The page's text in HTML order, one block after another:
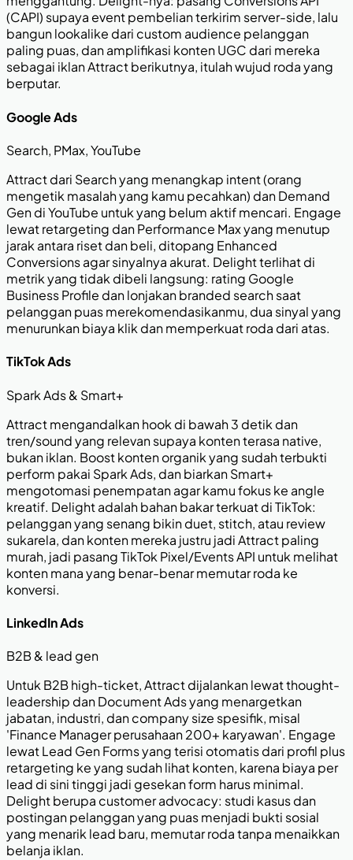
(CAPI) supaya event pembelian terkirim server-side, lalu
bangun lookalike dari custom audience pelanggan
paling puas, dan amplifikasi konten UGC dari mereka
sebagai iklan Attract berikutnya, itulah wujud roda yang
berputar.
Google Ads
Search, PMax, YouTube
Attract dari Search yang menangkap intent (orang
mengetik masalah yang kamu pecahkan) dan Demand
Gen di YouTube untuk yang belum aktif mencari. Engage
lewat retargeting dan Performance Max yang menutup
jarak antara riset dan beli, ditopang Enhanced
Conversions agar sinyalnya akurat. Delight terlihat di
metrik yang tidak dibeli langsung: rating Google
Business Profile dan lonjakan branded search saat
pelanggan puas merekomendasikanmu, dua sinyal yang
menurunkan biaya klik dan memperkuat roda dari atas.
TikTok Ads
Spark Ads & Smart+
Attract mengandalkan hook di bawah 3 detik dan
tren/sound yang relevan supaya konten terasa native,
bukan iklan. Boost konten organik yang sudah terbukti
perform pakai Spark Ads, dan biarkan Smart+
mengotomasi penempatan agar kamu fokus ke angle
kreatif. Delight adalah bahan bakar terkuat di TikTok:
pelanggan yang senang bikin duet, stitch, atau review
sukarela, dan konten mereka justru jadi Attract paling
murah, jadi pasang TikTok Pixel/Events API untuk melihat
konten mana yang benar-benar memutar roda ke
konversi.
LinkedIn Ads
B2B & lead gen
Untuk B2B high-ticket, Attract dijalankan lewat thought-
leadership dan Document Ads yang menargetkan
jabatan, industri, dan company size spesifik, misal
'Finance Manager perusahaan 200+ karyawan'. Engage
lewat Lead Gen Forms yang terisi otomatis dari profil plus
retargeting ke yang sudah lihat konten, karena biaya per
lead di sini tinggi jadi gesekan form harus minimal.
Delight berupa customer advocacy: studi kasus dan
postingan pelanggan yang puas menjadi bukti sosial
yang menarik lead baru, memutar roda tanpa menaikkan
belanja iklan.